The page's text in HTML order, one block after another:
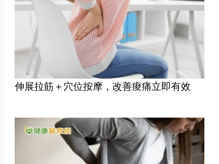
伸展拉筋＋穴位按摩，改善痠痛立即有效